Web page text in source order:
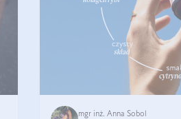
mgr inż. Anna Sobol